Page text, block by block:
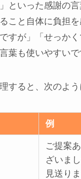
といった感謝の
こと自体に負担
すが」「せっか
葉も使いやすいで
すると、次のよう
例
ご提案
ざいま
見送りま